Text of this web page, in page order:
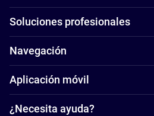
Soluciones profesionales
Navegación
Aplicación móvil
¿Necesita ayuda?